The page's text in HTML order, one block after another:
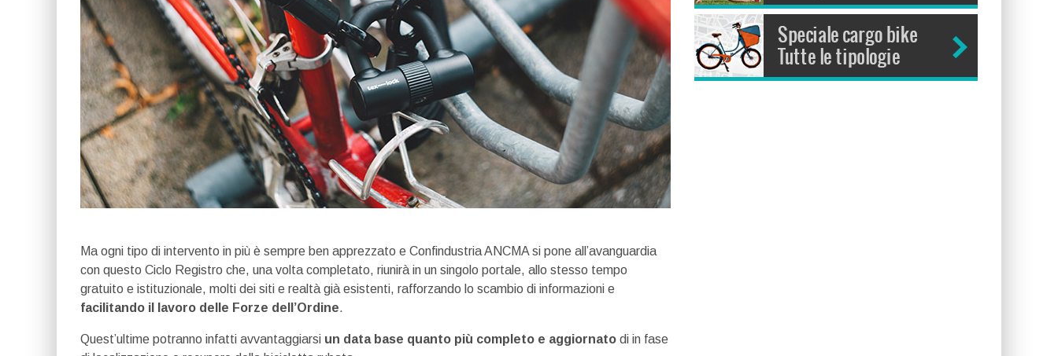
Ma ogni tipo di intervento in più è sempre ben apprezzato e Confindustria ANCMA si pone all’avanguardia
con questo Ciclo Registro che, una volta completato, riunirà in un singolo portale, allo stesso tempo
gratuito e istituzionale, molti dei siti e realtà già esistenti, rafforzando lo scambio di informazioni e
facilitando il lavoro delle Forze dell’Ordine.
Quest’ultime potranno infatti avvantaggiarsi un data base quanto più completo e aggiornato di in fase